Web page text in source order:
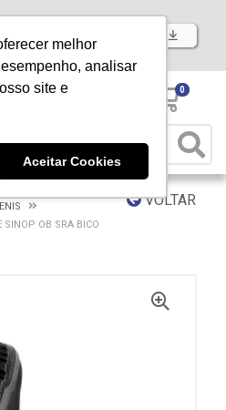
melhor
analisar
site e
Aceitar Cookies
Baixe já nosso APP
0
VOLTAR
OB SRA BICO